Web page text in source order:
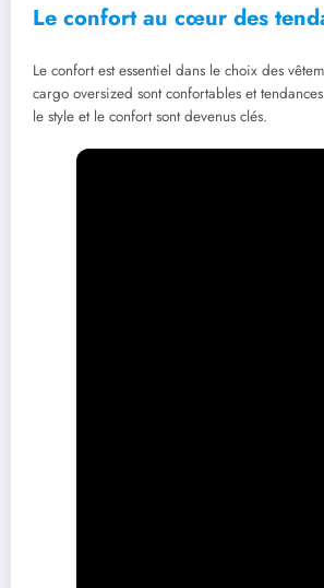
Le confort au cœur des
Le confort est essentiel dans le choix des
cargo oversized sont confortables et
le style et le confort sont devenus clés.